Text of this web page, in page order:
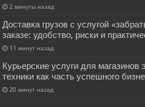
2 минуты назад
Доставка грузов с услугой
заказе: удобство, риски и
11 минут назад
Курьерские услуги для магазинов
техники как часть успешного
20 минут назад